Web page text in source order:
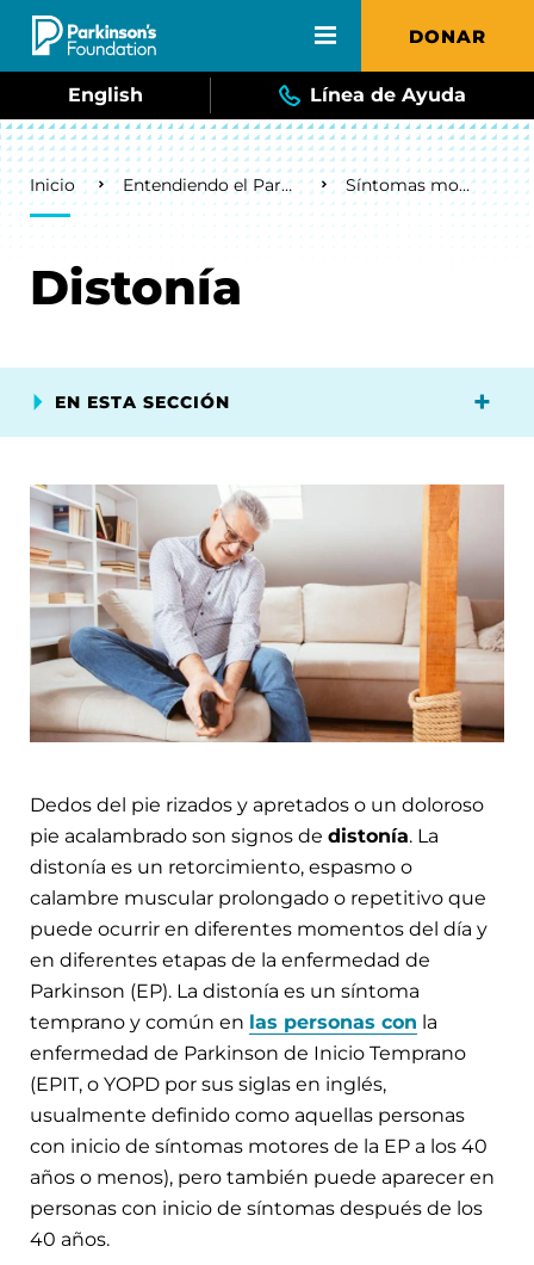
Skip to main content DONAR
English Línea de Ayuda
Breadcrumb
Inicio Entendiendo el Parkinson Síntomas motores
Distonía
EN ESTA SECCIÓN
Dedos del pie rizados y apretados o un doloroso
pie acalambrado son signos de distonía. La
distonía es un retorcimiento, espasmo o
calambre muscular prolongado o repetitivo que
puede ocurrir en diferentes momentos del día y
en diferentes etapas de la enfermedad de
Parkinson (EP). La distonía es un síntoma
temprano y común en las personas con la
enfermedad de Parkinson de Inicio Temprano
(EPIT, o YOPD por sus siglas en inglés,
usualmente definido como aquellas personas
con inicio de síntomas motores de la EP a los 40
años o menos), pero también puede aparecer en
personas con inicio de síntomas después de los
40 años.